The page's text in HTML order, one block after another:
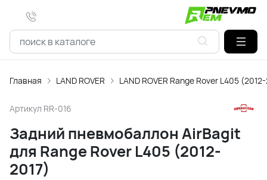
Главная LAND ROVER LAND ROVER Range Rover L405
Артикул RR-016
Задний пневмобаллон AirBagit
для Range Rover L405 (2012-
2017)